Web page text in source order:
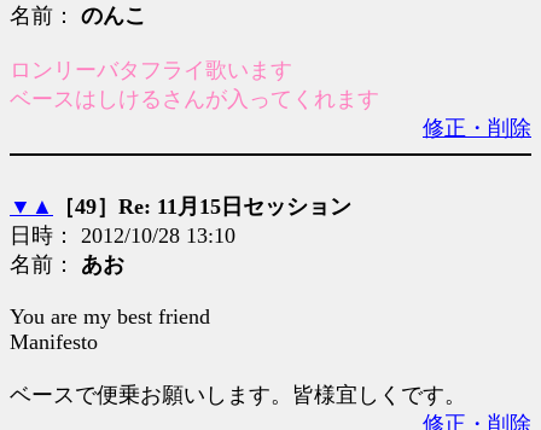
名前： のんこ
ロンリーバタフライ歌います
ベースはしけるさんが入ってくれます
修正・削除
▼ ▲
［49］Re: 11月15日セッション
日時： 2012/10/28 13:10
名前： あお
You are my best friend
Manifesto
ベースで便乗お願いします。皆様宜しくです。
修正・削除